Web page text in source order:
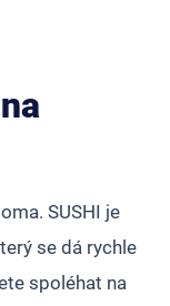
SUSHI je
se dá rychle
spoléhat na